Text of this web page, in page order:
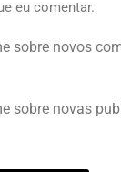
eu comentar.
sobre novos
sobre novas